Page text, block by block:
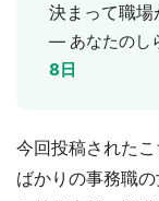
決まって職
— あなたのし
8日
今回投稿された
ばかりの事務職